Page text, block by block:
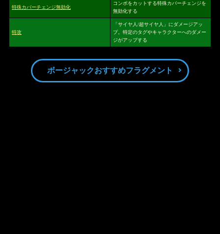
特殊カバーチェンジ無効化
コンボをカットする特殊カバーチェンジを
無効化する
特攻
「サイヤ人/超サイヤ人」にダメージアッ
プ。特定のタグやキャラクターへのダメー
ジがアップする
ボージャックおすすめフラグメント